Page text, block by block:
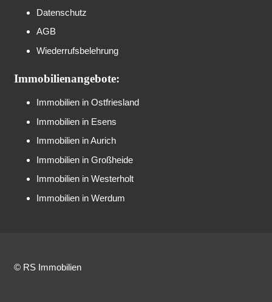
Datenschutz
AGB
Wiederrufsbelehrung
Immobilienangebote:
Immobilien in Ostfriesland
Immobilien in Esens
Immobilien in Aurich
Immobilien in Großheide
Immobilien in Westerholt
Immobilien in Werdum
© RS Immobilien